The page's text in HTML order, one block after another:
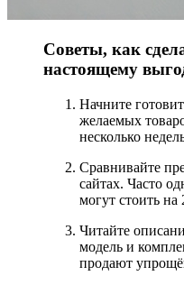
Советы, как
настоящему
Начните
желаемых
несколько
Сравнивайте
сайтах. Часто
могут стоить на
Читайте
модель и
продают